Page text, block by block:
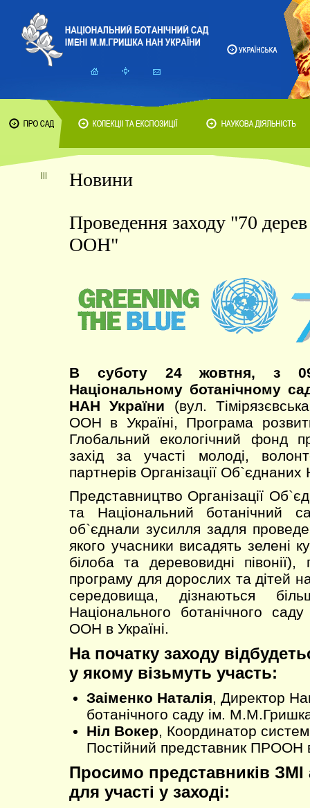
Новини
Проведення заходу "70
ООН"
В суботу 24 жовтня, з
Національному ботанічному
НАН України (вул.
ООН в Україні, Програма
Глобальний екологічний фонд
захід за участі молоді,
партнерів Організації Об`єднаних
Представництво Організації
та Національний
об`єднали зусилля задля
якого учасники висадять зелені
білоба та деревовидні півонії),
програму для дорослих та дітей
середовища, дізнаються
Національного ботанічного
ООН в Україні.
На початку заходу
у якому візьмуть участь:
Заіменко Наталія, Директор
ботанічного саду ім.
Ніл Вокер, Координатор
Постійний представник ПРООН
Просимо представників ЗМІ
для участі у заході: